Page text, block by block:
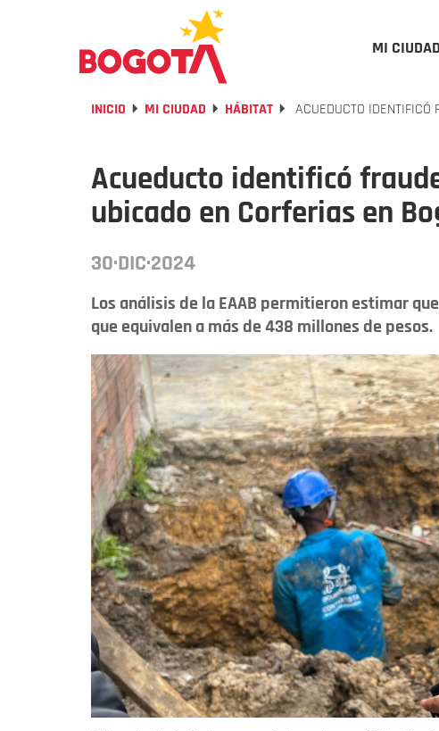
MI CIUDAD
INICIO MI CIUDAD HÁBITAT ACUEDUCTO IDENTIFICÓ
Acueducto identificó
ubicado en Corferias en
30·DIC·2024
Los análisis de la EAAB permitieron estimar
que equivalen a más de 438 millones de pesos.